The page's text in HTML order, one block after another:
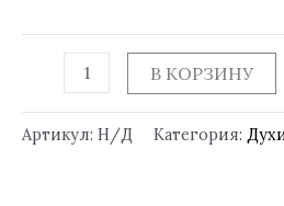
В КОРЗИНУ
Артикул: Н/Д Категория: